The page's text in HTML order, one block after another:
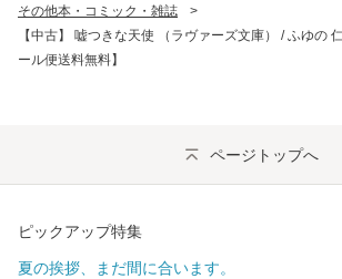
その他本・コミック・雑誌
>
【中古】 嘘つきな天使 （ラヴァーズ文庫） / ふゆの
ール便送料無料】
ページトップへ
ピックアップ特集
夏の挨拶、まだ間に合います。